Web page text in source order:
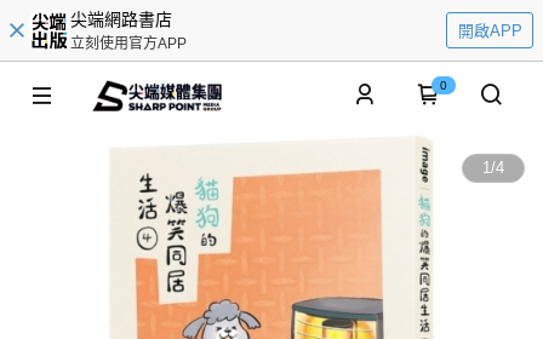
尖端網路書店
立刻使用官方APP
開啟APP
0
1/4